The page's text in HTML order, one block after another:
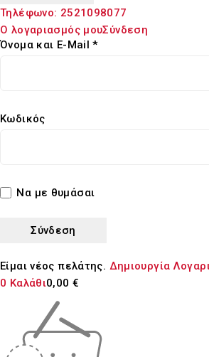
Τηλέφωνο: 2521098077
Ο λογαριασμός μουΣύνδεση
Όνομα και E-Mail *
Κωδικός
Να με θυμάσαι
Είμαι νέος πελάτης. Δημιουργία
0 Καλάθι0,00 €